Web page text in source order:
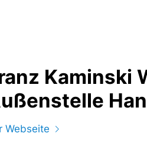
Kaminski
Webseite